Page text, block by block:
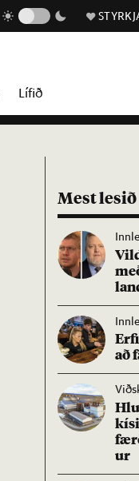
Lífið
Mest lesið
að
ur